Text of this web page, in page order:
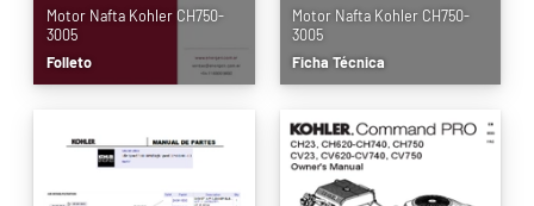
Motor Nafta Kohler CH750-
3005
Folleto
Motor Nafta Kohler CH750-
3005
Ficha Técnica